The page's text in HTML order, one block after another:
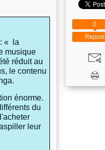
« la
musique
réduit au
le contenu
énorme.
du
leur
Repost
0